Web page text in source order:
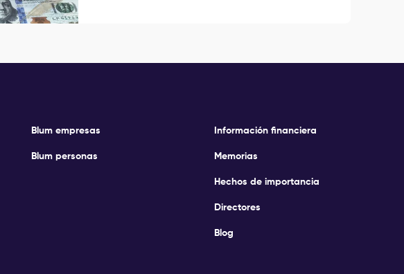
Blum empresas
Blum personas
Información financiera
Memorias
Hechos de importancia
Directores
Blog